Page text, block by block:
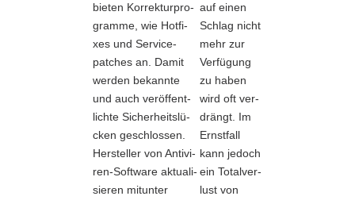
bie­ten Kor­rek­tur­pro­
gram­me, wie Hot­fi­
xes und Ser­vice­
patches an. Damit
wer­den bekann­te
und auch ver­öf­fent­
lich­te Sicher­heits­lü­
cken geschlos­sen.
Her­stel­ler von Anti­vi­
ren-Soft­ware aktua­li­
sie­ren mit­un­ter
auf einen
Schlag nicht
mehr zur
Ver­fü­gung
zu haben
wird oft ver­
drängt. Im
Ernst­fall
kann jedoch
ein Total­ver­
lust von